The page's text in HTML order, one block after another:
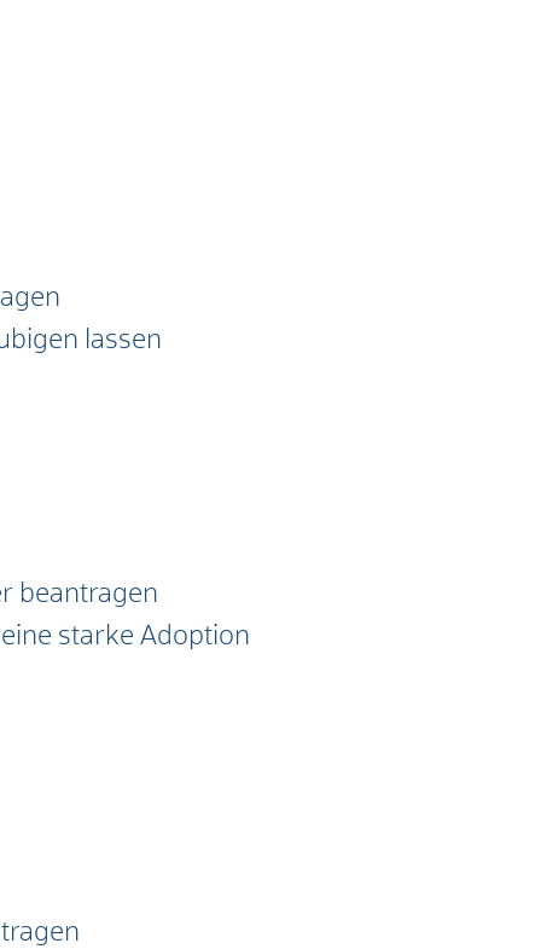
lassen
beantragen
starke Adoption